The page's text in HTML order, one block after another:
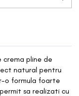
crema pline de
natural pentru
o formula foarte
sa realizati cu